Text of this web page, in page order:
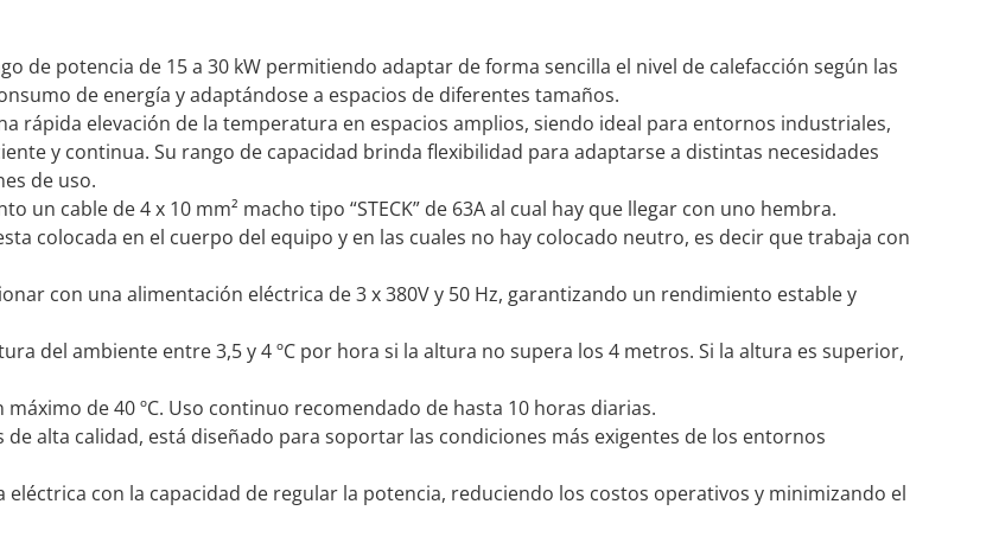
de potencia de 15 a 30 kW permitiendo adaptar de forma sencilla el nivel de calefacción según las
de energía y adaptándose a espacios de diferentes tamaños.
rápida elevación de la temperatura en espacios amplios, siendo ideal para entornos industriales,
y continua. Su rango de capacidad brinda flexibilidad para adaptarse a distintas necesidades
de uso.
un cable de 4 x 10 mm² macho tipo “STECK” de 63A al cual hay que llegar con uno hembra.
colocada en el cuerpo del equipo y en las cuales no hay colocado neutro, es decir que trabaja con
con una alimentación eléctrica de 3 x 380V y 50 Hz, garantizando un rendimiento estable y
del ambiente entre 3,5 y 4 ºC por hora si la altura no supera los 4 metros. Si la altura es superior,
de 40 ºC. Uso continuo recomendado de hasta 10 horas diarias.
de alta calidad, está diseñado para soportar las condiciones más exigentes de los entornos
eléctrica con la capacidad de regular la potencia, reduciendo los costos operativos y minimizando el